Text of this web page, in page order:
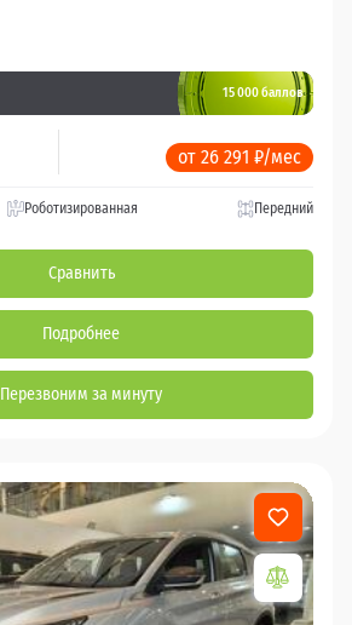
15 000 баллов
от 26 291 ₽/мес
Роботизированная Передний
Сравнить
Подробнее
Перезвоним за минуту